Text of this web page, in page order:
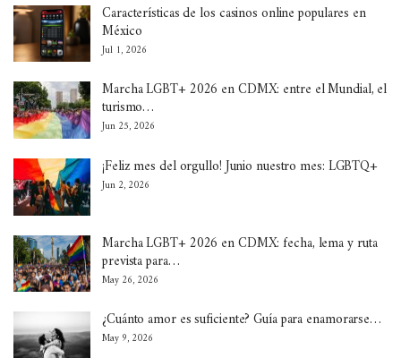
Características de los casinos online populares en
México
Jul 1, 2026
Marcha LGBT+ 2026 en CDMX: entre el Mundial, el
turismo…
Jun 25, 2026
¡Feliz mes del orgullo! Junio nuestro mes: LGBTQ+
Jun 2, 2026
Marcha LGBT+ 2026 en CDMX: fecha, lema y ruta
prevista para…
May 26, 2026
¿Cuánto amor es suficiente? Guía para enamorarse…
May 9, 2026